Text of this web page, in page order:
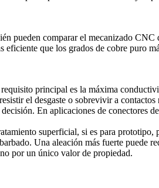
pueden comparar el mecanizado CNC
eficiente que los grados de cobre puro
principal es la máxima
el desgaste o sobrevivir a
En aplicaciones de conectores
superficial, si es para
Una aleación más fuerte puede
por un único valor de propiedad.